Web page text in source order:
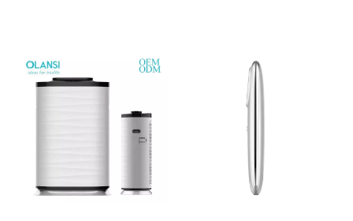
Staubsensor Luftreiniger
mit PM2.5